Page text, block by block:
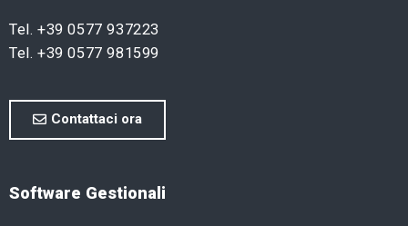
Tel. +39 0577 937223
Tel. +39 0577 981599
Contattaci ora
Software Gestionali